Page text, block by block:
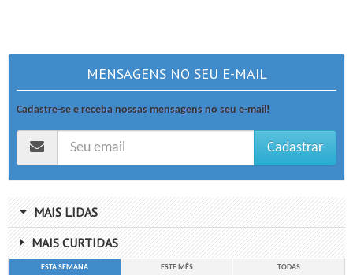
MENSAGENS NO SEU E-MAIL
Cadastre-se e receba nossas mensagens no seu e-mail!
Cadastrar
MAIS LIDAS
MAIS CURTIDAS
ESTA SEMANA ESTE MÊS TODAS